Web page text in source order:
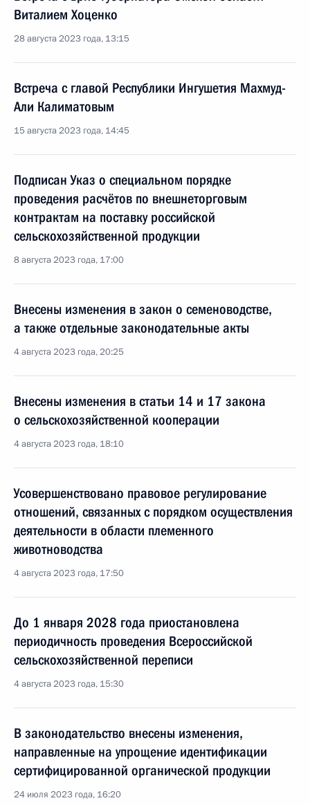
Виталием Хоценко
28 августа 2023 года, 13:15
Встреча с главой Республики Ингушетия Махмуд-
Али Калиматовым
15 августа 2023 года, 14:45
Подписан Указ о специальном порядке
проведения расчётов по внешнеторговым
контрактам на поставку российской
сельскохозяйственной продукции
8 августа 2023 года, 17:00
Внесены изменения в закон о семеноводстве,
а также отдельные законодательные акты
4 августа 2023 года, 20:25
Внесены изменения в статьи 14 и 17 закона
о сельскохозяйственной кооперации
4 августа 2023 года, 18:10
Усовершенствовано правовое регулирование
отношений, связанных с порядком осуществления
деятельности в области племенного
животноводства
4 августа 2023 года, 17:50
До 1 января 2028 года приостановлена
периодичность проведения Всероссийской
сельскохозяйственной переписи
4 августа 2023 года, 15:30
В законодательство внесены изменения,
направленные на упрощение идентификации
сертифицированной органической продукции
24 июля 2023 года, 16:20